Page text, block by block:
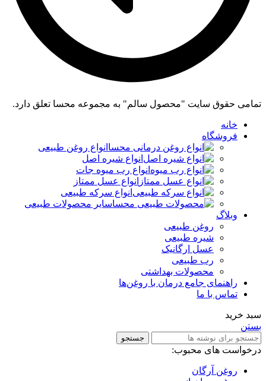
تمامی حقوق سایت "محصول سالم" به مجموعه محسا تعلق دارد.
خانه
فروشگاه
انواع روغن طبیعی
انواع شیره اصل
انواع رب میوه جات
انواع عسل ممتاز
انواع سرکه طبیعی
سایر محصولات طبیعی
وبلاگ
روغن طبیعی
شیره طبیعی
عسل ارگانیک
رب طبیعی
محصولات بهداشتی
راهنمای جامع درمان با روغن‌ها
تماس با ما
سبد خرید
بستن
جستجو
درخواست های محبوب:
روغن آرگان